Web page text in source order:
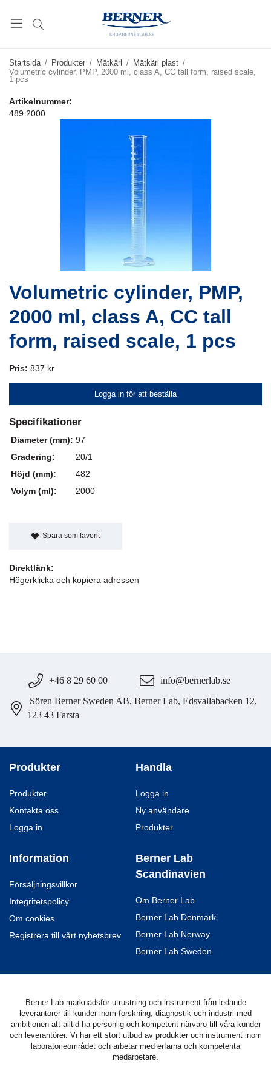
Startsida / Produkter / Mätkärl / Mätkärl plast /
Volumetric cylinder, PMP, 2000 ml, class A, CC tall form, raised scale,
1 pcs
Artikelnummer:
489.2000
Volumetric cylinder, PMP,
2000 ml, class A, CC tall
form, raised scale, 1 pcs
Pris: 837 kr
Logga in för att beställa
Specifikationer
Diameter (mm): 97
Gradering:
20/1
Höjd (mm):
482
Volym (ml):
2000
Spara som favorit
Direktlänk:
Högerklicka och kopiera adressen
+46 8 29 60 00 info@bernerlab.se
Sören Berner Sweden AB, Berner Lab, Edsvallabacken 12,
123 43 Farsta
Produkter
Produkter
Kontakta oss
Logga in
Handla
Logga in
Ny användare
Produkter
Information
Försäljningsvillkor
Integritetspolicy
Om cookies
Registrera till vårt nyhetsbrev
Berner Lab
Scandinavien
Om Berner Lab
Berner Lab Denmark
Berner Lab Norway
Berner Lab Sweden
Berner Lab marknadsför utrustning och instrument från ledande
leverantörer till kunder inom forskning, diagnostik och industri med
ambitionen att alltid ha personlig och kompetent närvaro till våra kunder
och leverantörer. Vi har ett stort utbud av produkter och instrument inom
laboratorieområdet och arbetar med erfarna och kompetenta
medarbetare.